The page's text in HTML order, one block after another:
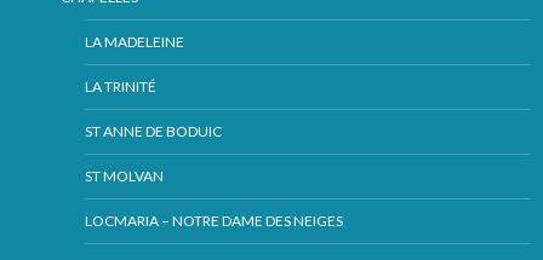
LA MADELEINE
LA TRINITÉ
ST ANNE DE BODUIC
ST MOLVAN
LOCMARIA – NOTRE DAME DES NEIGES